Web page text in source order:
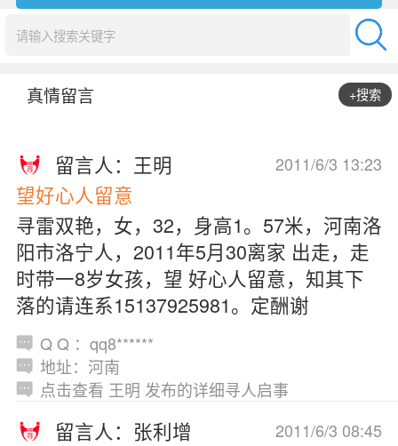
+搜索
真情留言
2011/6/3 13:23
留言人：王明
望好心人留意
寻雷双艳，女，32，身高1。57米，河南洛
阳市洛宁人，2011年5月30离家 出走，走
时带一8岁女孩，望 好心人留意，知其下
落的请连系15137925981。定酬谢
Q Q ：qq8******
地址：河南
点击查看 王明 发布的详细寻人启事
2011/6/3 08:45
留言人：张利增